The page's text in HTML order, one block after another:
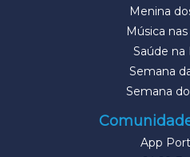
Menina
Música
Saúde na
Semana
Semana
App